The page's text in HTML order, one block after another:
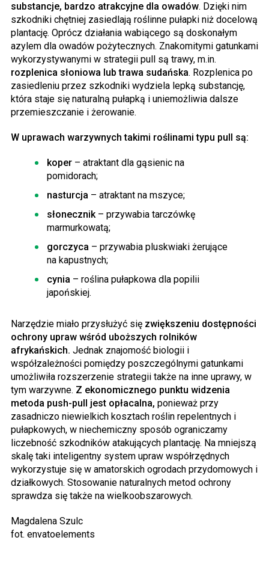
substancje, bardzo atrakcyjne dla owadów. Dzięki nim
szkodniki chętniej zasiedlają roślinne pułapki niż docelową
plantację. Oprócz działania wabiącego są doskonałym
azylem dla owadów pożytecznych. Znakomitymi gatunkami
wykorzystywanymi w strategii pull są trawy, m.in.
rozplenica słoniowa lub trawa sudańska. Rozplenica po
zasiedleniu przez szkodniki wydziela lepką substancję,
która staje się naturalną pułapką i uniemożliwia dalsze
przemieszczanie i żerowanie.
W uprawach warzywnych takimi roślinami typu pull są:
koper – atraktant dla gąsienic na
pomidorach;
nasturcja – atraktant na mszyce;
słonecznik– przywabia tarczówkę
marmurkowatą;
gorczyca – przywabia pluskwiaki żerujące
na kapustnych;
cynia – roślina pułapkowa dla popilii
japońskiej.
Narzędzie miało przysłużyć się zwiększeniu dostępności
ochrony upraw wśród uboższych rolników
afrykańskich. Jednak znajomość biologii i
współzależności pomiędzy poszczególnymi gatunkami
umożliwiła rozszerzenie strategii także na inne uprawy, w
tym warzywne. Z ekonomicznego punktu widzenia
metoda push-pull jest opłacalna, ponieważ przy
zasadniczo niewielkich kosztach roślin repelentnych i
pułapkowych, w niechemiczny sposób ograniczamy
liczebność szkodników atakujących plantację. Na mniejszą
skalę taki inteligentny system upraw współrzędnych
wykorzystuje się w amatorskich ogrodach przydomowych i
działkowych. Stosowanie naturalnych metod ochrony
sprawdza się także na wielkoobszarowych.
Magdalena Szulc
fot. envatoelements